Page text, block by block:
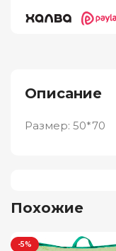
Описание
Размер: 50*70
Похожие
-5%